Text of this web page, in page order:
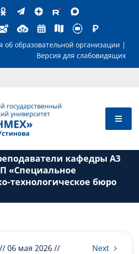
об образовательной
кафедры А3
«Специальное
технологическое бюро
Next
// 06 мая 2026 //